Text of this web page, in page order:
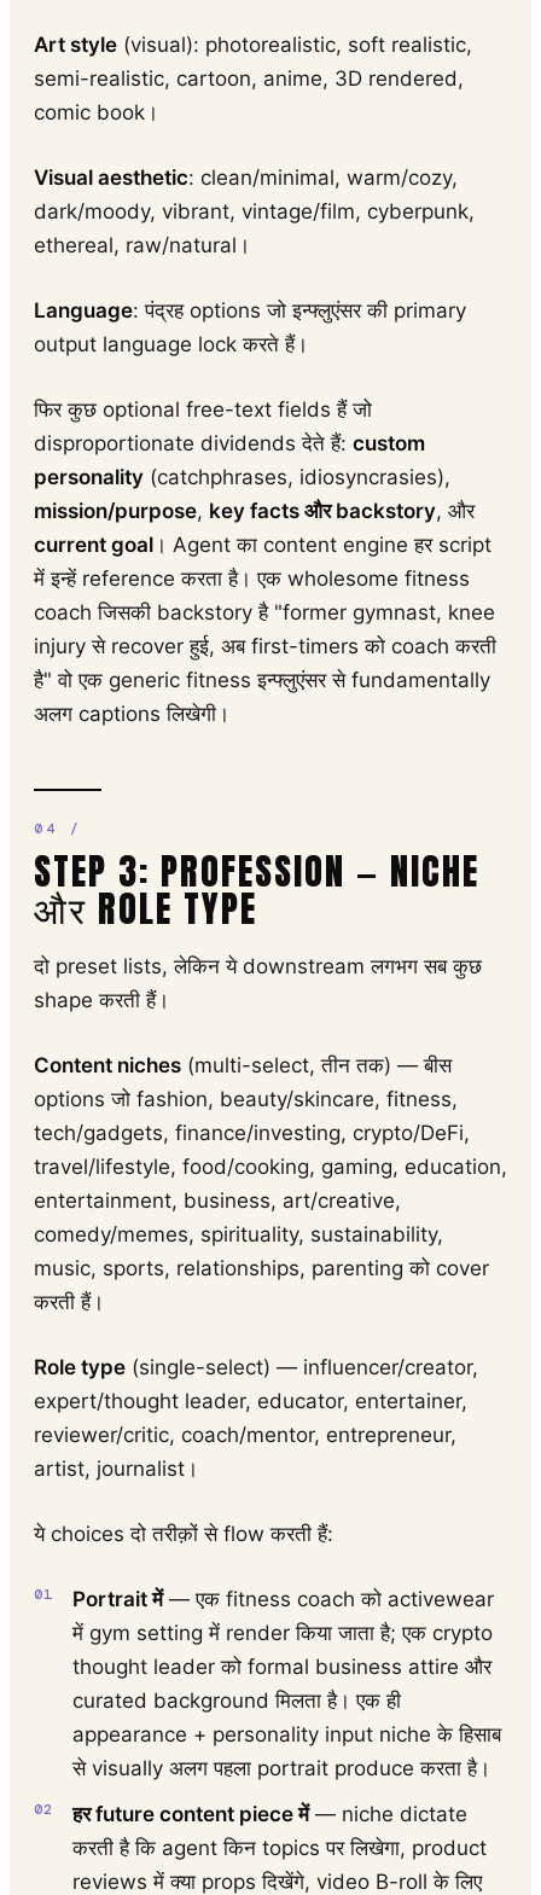
Art style (visual): photorealistic, soft realistic,
semi-realistic, cartoon, anime, 3D rendered,
comic book।
Visual aesthetic: clean/minimal, warm/cozy,
dark/moody, vibrant, vintage/film, cyberpunk,
ethereal, raw/natural।
Language: पंद्रह options जो इन्फ्लुएंसर की primary
output language lock करते हैं।
फिर कुछ optional free-text fields हैं जो
disproportionate dividends देते हैं: custom
personality (catchphrases, idiosyncrasies),
mission/purpose, key facts और backstory, और
current goal । Agent का content engine हर script
में इन्हें reference करता है। एक wholesome fitness
coach जिसकी backstory है "former gymnast, knee
injury से recover हुई, अब first-timers को coach करती
है" वो एक generic fitness इन्फ्लुएंसर से fundamentally
अलग captions लिखेगी।
STEP 3: PROFESSION — NICHE
और ROLE TYPE
दो preset lists, लेकिन ये downstream लगभग सब कुछ
shape करती हैं।
Content niches (multi-select, तीन तक) — बीस
options जो fashion, beauty/skincare, fitness,
tech/gadgets, finance/investing, crypto/DeFi,
travel/lifestyle, food/cooking, gaming, education,
entertainment, business, art/creative,
comedy/memes, spirituality, sustainability,
music, sports, relationships, parenting को cover
करती हैं।
Role type (single-select) — influencer/creator,
expert/thought leader, educator, entertainer,
reviewer/critic, coach/mentor, entrepreneur,
artist, journalist।
ये choices दो तरीक़ों से flow करती हैं:
Portrait में— एक fitness coach को activewear
में gym setting में render किया जाता है; एक crypto
thought leader को formal business attire और
curated background मिलता है। एक ही
appearance + personality input niche के हिसाब
से visually अलग पहला portrait produce करता है।
हर future content piece में— niche dictate
करती है कि agent किन topics पर लिखेगा, product
reviews में क्या props दिखेंगे, video B-roll के लिए